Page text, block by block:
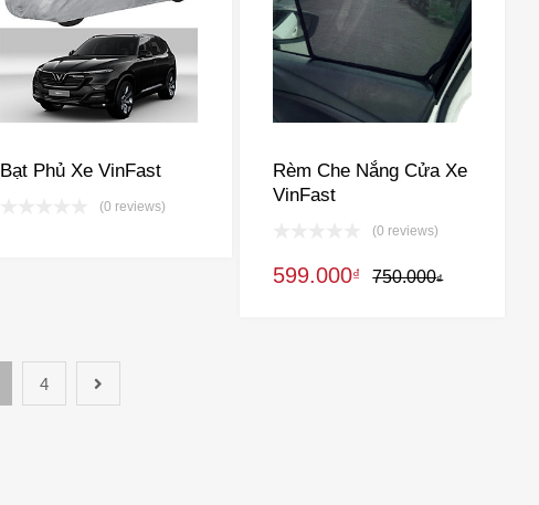
Bạt Phủ Xe VinFast
(0 reviews)
Rèm Che Nắng Cửa Xe
VinFast
(0 reviews)
750.000₫
599.000₫
4